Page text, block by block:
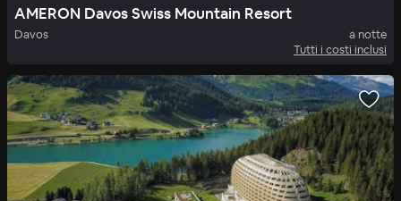
AMERON Davos Swiss Mountain Resort
Davos
a notte
Tutti i costi inclusi